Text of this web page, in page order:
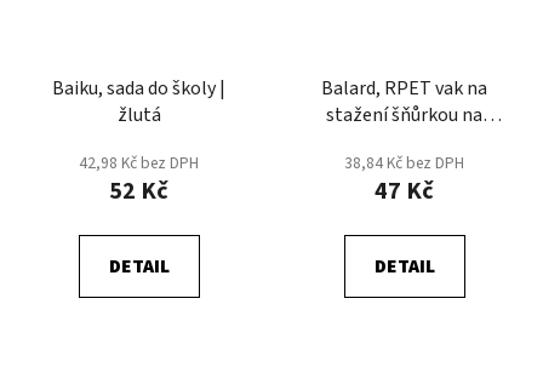
Baiku, sada do školy |
žlutá
42,98 Kč bez DPH
52 Kč
DETAIL
Balard, RPET vak na
stažení šňůrkou na
38,84 Kč bez DPH
47 Kč
DETAIL